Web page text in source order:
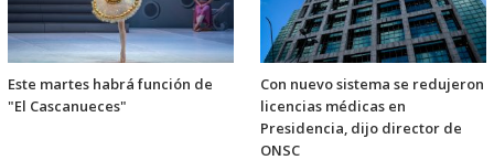
Este martes habrá función de
"El Cascanueces"
Con nuevo sistema se redujeron
licencias médicas en
Presidencia, dijo director de
ONSC